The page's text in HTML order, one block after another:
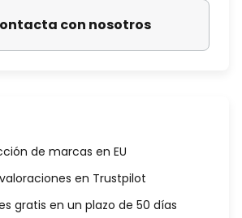
con nosotros
de marcas en EU
en Trustpilot
gratis en un plazo de 50 días